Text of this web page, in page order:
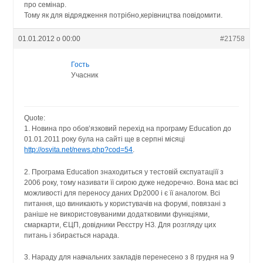
про семінар.
Тому як для відрядження потрібно,керівництва повідомити.
01.01.2012 о 00:00 #21758
Гость
Учасник
Quote:
1. Новина про обов’язковий перехід на програму Education до
01.01.2011 року була на сайті ще в серпні місяці
http://osvita.net/news.php?cod=54.
2. Програма Education знаходиться у тестовій єкспуатаціїї з
2006 року, тому називати її сирою дуже недоречно. Вона має всі
можливості для переносу даних Dp2000 і є її аналогом. Всі
питання, що виникають у користувачів на форумі, повязані з
раніше не використовуваними додатковими функціями,
смаркарти, ЄЦП, довідники Реєстру НЗ. Для розгляду цих
питань і збирається нарада.
3. Нараду для навчальних закладів перенесено з 8 грудня на 9